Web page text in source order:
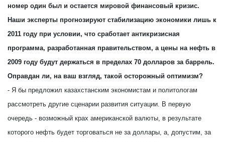
номер один был и остается мировой финансовый кризис.
Наши эксперты прогнозируют стабилизацию экономики лишь к
2011 году при условии, что сработает антикризисная
программа, разработанная правительством, а цены на нефть в
2009 году будут держаться в пределах 70 долларов за баррель.
Оправдан ли, на ваш взгляд, такой осторожный оптимизм?
- Я бы предложил казахстанским экономистам и политологам
рассмотреть другие сценарии развития ситуации. В первую
очередь - возможный крах американской валюты, в результате
которого нефть будет торговаться не за доллары, а, допустим, за